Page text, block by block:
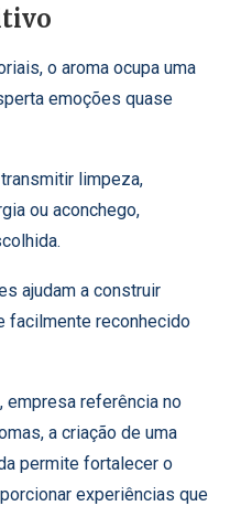
o aroma ocupa uma
emoções quase
limpeza,
ou aconchego,
ajudam a construir
facilmente reconhecido
, empresa referência no
a criação de uma
permite fortalecer o
experiências que